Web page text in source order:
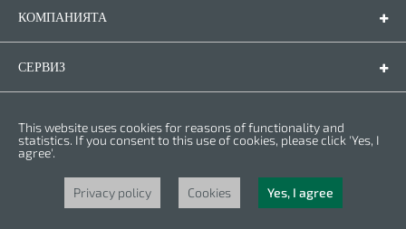
КОМПАНИЯТА
СЕРВИЗ
Гаранционни условия
Политика за личните данни
Бисквитки
Права © 2025 CROWN. Всички права са запазени. CROWN е регистрирана
търговска марка. | CROWN принадлежи към Merit Link group.
This website uses cookies for reasons of functionality and
statistics. If you consent to this use of cookies, please click 'Yes, I
agree'.
Privacy policy Cookies Yes, I agree